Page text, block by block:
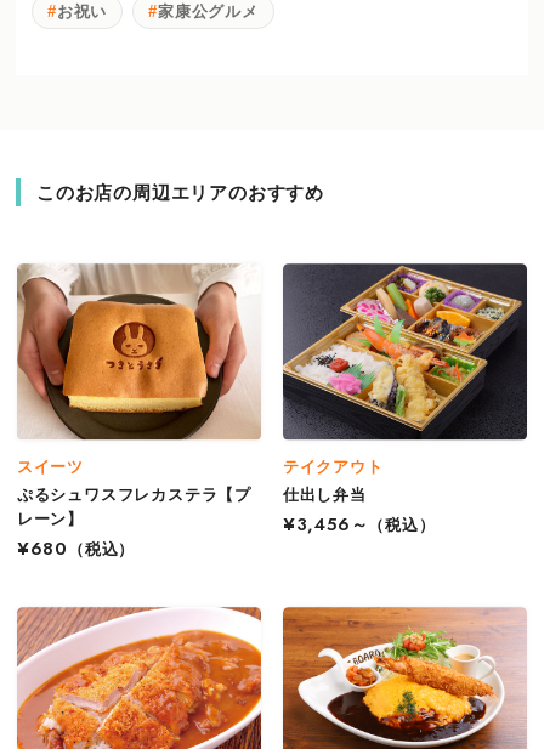
お祝い 家康公グルメ
このお店の周辺エリアのおすすめ
スイーツ
ぷるシュワスフレカステラ【プ
レーン】
¥680
（税込）
テイクアウト
仕出し弁当
¥3,456～
（税込）